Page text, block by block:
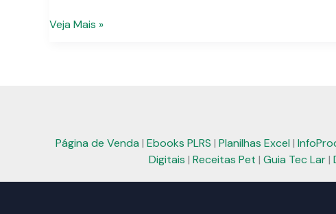
E-
Práticas
Veja Mais »
Página de Venda | Ebooks PLRS | Planilhas Excel |
Digitais | Receitas Pet | Guia Tec Lar|